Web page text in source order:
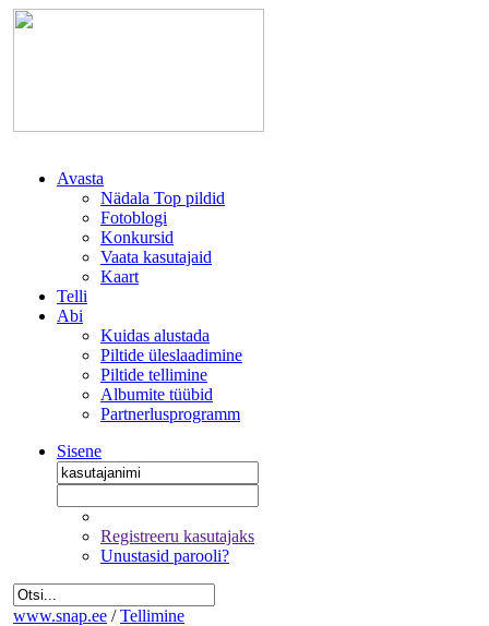
Avasta
Nädala Top pildid
Fotoblogi
Konkursid
Vaata kasutajaid
Kaart
Telli
Abi
Kuidas alustada
Piltide üleslaadimine
Piltide tellimine
Albumite tüübid
Partnerlusprogramm
Sisene
Registreeru kasutajaks
Unustasid parooli?
www.snap.ee / Tellimine